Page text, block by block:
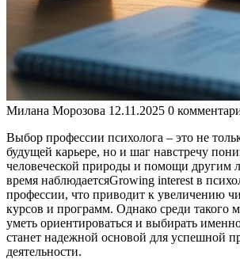
Милана Морозова 12.11.2025 0
Выбор профессии психолога – это не
будущей карьере, но и шаг навстречу
человеческой природы и помощи другим
время наблюдаетсяGrowing interest в
профессии, что приводит к увеличению
курсов и программ. Однако среди такого
уметь ориентироваться и выбирать
станет надежной основой для успешной
деятельности.